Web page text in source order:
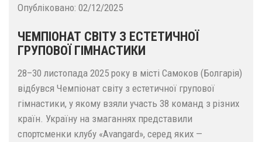
Опубліковано: 02/12/2025
ЧЕМПІОНАТ СВІТУ З ЕСТЕТИЧНОЇ
ГРУПОВОЇ ГІМНАСТИКИ
28–30 листопада 2025 року в місті Самоков (Болгарія)
відбувся Чемпіонат світу з естетичної групової
гімнастики, у якому взяли участь 38 команд з різних
країн. Україну на змаганнях представили
спортсменки клубу «Avangard», серед яких —